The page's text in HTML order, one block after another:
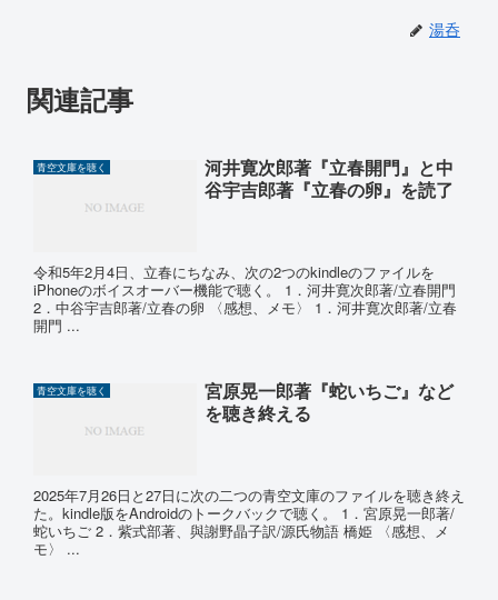
湯呑
関連記事
青空文庫を聴く
河井寛次郎著『立春開門』と中
谷宇吉郎著『立春の卵』を読了
令和5年2月4日、立春にちなみ、次の2つのkindleのファイルを
iPhoneのボイスオーバー機能で聴く。 1．河井寛次郎著/立春開門
2．中谷宇吉郎著/立春の卵 〈感想、メモ〉 1．河井寛次郎著/立春
開門 ...
青空文庫を聴く
宮原晃一郎著『蛇いちご』など
を聴き終える
2025年7月26日と27日に次の二つの青空文庫のファイルを聴き終え
た。kindle版をAndroidのトークバックで聴く。 1．宮原晃一郎著/
蛇いちご 2．紫式部著、與謝野晶子訳/源氏物語 橋姫 〈感想、メ
モ〉 ...